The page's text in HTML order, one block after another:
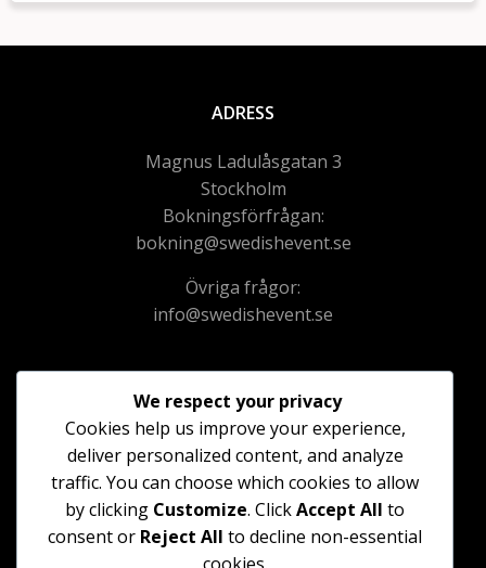
ADRESS
Magnus Ladulåsgatan 3
Stockholm
Bokningsförfrågan:
bokning@swedishevent.se
Övriga frågor:
info@swedishevent.se
Följ oss gärna på sociala media för fler bilder från
genomförda event
ÖPPETTIDER
We respect your privacy
Cookies help us improve your experience,
deliver personalized content, and analyze
traffic. You can choose which cookies to allow
by clicking Customize. ClickAccept All to
consent or Reject All to decline non-essential